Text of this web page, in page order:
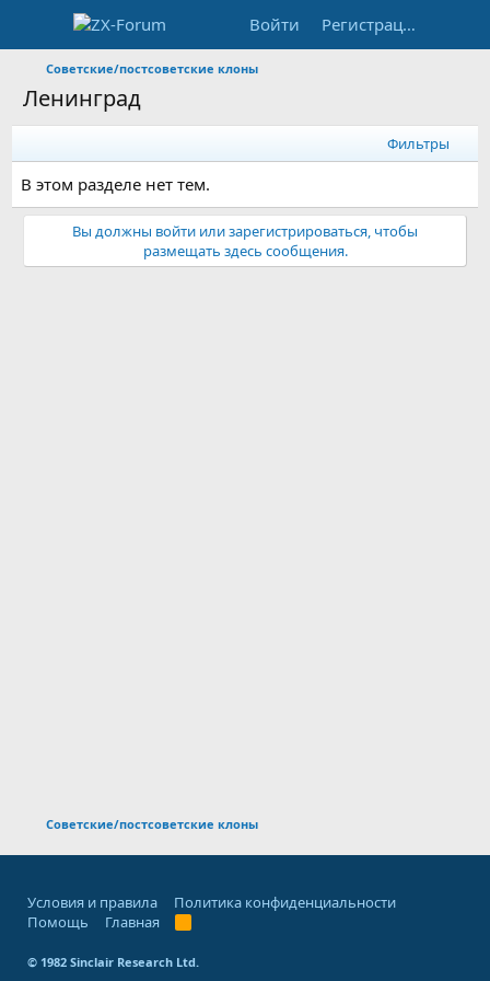
Войти Регистрация
Советские/постсоветские клоны
Ленинград
Фильтры
В этом разделе нет тем.
Вы должны войти или зарегистрироваться, чтобы
размещать здесь сообщения.
Советские/постсоветские клоны
Условия и правила
Политика конфиденциальности
Помощь
Главная
R
© 1982 Sinclair Research Ltd.